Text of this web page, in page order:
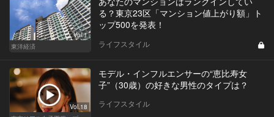
Vol.1
東洋経済
る？東京23区「マンション値上がり額」ト
ップ500を発表！
ライフスタイル
Vol.18
モデル・インフルエンサーの“恵比寿女
子”（30歳）の好きな男性のタイプは？
ライフスタイル